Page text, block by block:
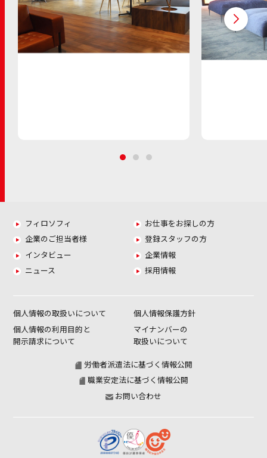
フィロソフィ
お仕事をお探しの方
企業のご担当者様
登録スタッフの方
インタビュー
企業情報
ニュース
採用情報
個人情報の取扱いについて
個人情報保護方針
個人情報の利用目的と
開示請求について
マイナンバーの
取扱いについて
労働者派遣法に基づく情報公開
職業安定法に基づく情報公開
お問い合わせ